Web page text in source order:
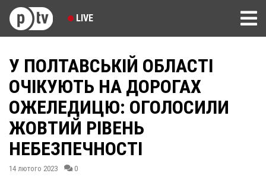
LIVE
У ПОЛТАВСЬКІЙ ОБЛАСТІ
ОЧІКУЮТЬ НА ДОРОГАХ
ОЖЕЛЕДИЦЮ: ОГОЛОСИЛИ
ЖОВТИЙ РІВЕНЬ
НЕБЕЗПЕЧНОСТІ
14 лютого 2023 0